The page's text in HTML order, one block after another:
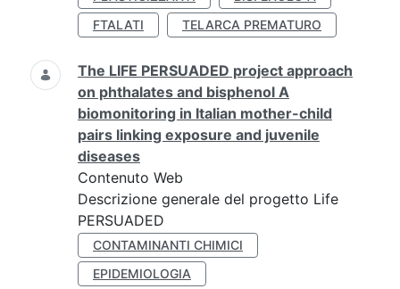
FTALATI
TELARCA PREMATURO
The LIFE PERSUADED project approach
on phthalates and bisphenol A
biomonitoring in Italian mother-child
pairs linking exposure and juvenile
diseases
Contenuto Web
Descrizione generale del progetto Life
PERSUADED
CONTAMINANTI CHIMICI
EPIDEMIOLOGIA